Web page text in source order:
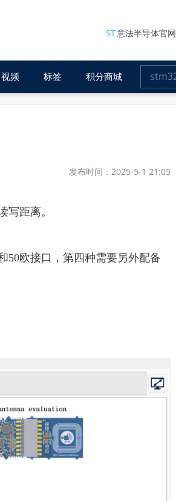
ST意法半导体官网
视频 标签 积分商城
发布时间：2025-5-1 21:05
写距离。
50欧接口，第四种需要另外配备